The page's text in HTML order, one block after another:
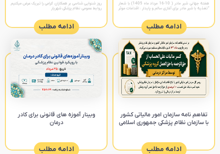
هفته جهانی شیر مادر ( 10-16 مرداد ماه 1405) با شعار
“تغذیه با شیر مادر برای آغازی سالم و پایدار : اقدامات موثر
ادامه مطلب
روز شنوایی شناسی بر همکاران گرامی را تبریک عرض میکنیم
روابط عمومی نظام پزشکی شهریار
ادامه مطلب
تفاهم نامه سازمان امور مالیاتی کشور
با سازمان نظام پزشکی جمهوری اسلامی
ادامه مطلب
وبینار آموزه های قانونی برای کادر
درمان
ادامه مطلب